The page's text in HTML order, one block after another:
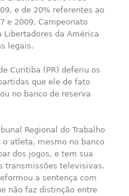
e de 20% referentes ao
e 2009, Campeonato
Libertadores da América
legais.
Curitiba (PR) deferiu os
que ele de fato
no banco de reserva
Regional do Trabalho
o atleta, mesmo no banco
dos jogos, e tem sua
transmissões televisivas.
a sentença com
não faz distinção entre